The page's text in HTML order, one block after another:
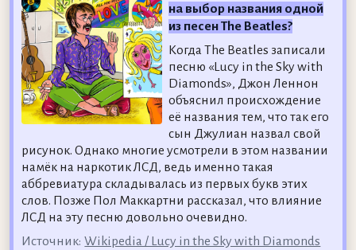
на выбор названия одной
из песен The Beatles?
Когда The Beatles записали
песню «Lucy in the Sky with
Diamonds», Джон Леннон
объяснил происхождение
её названия тем, что так его
сын Джулиан назвал свой
рисунок. Однако многие усмотрели в этом названии
намёк на наркотик ЛСД, ведь именно такая
аббревиатура складывалась из первых букв этих
слов. Позже Пол Маккартни рассказал, что влияние
ЛСД на эту песню довольно очевидно.
Источник: Wikipedia / Lucy in the Sky with Diamonds